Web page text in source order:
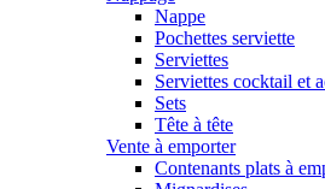
Nappe
Pochettes serviette
Serviettes
Serviettes cocktail et
Sets
Tête à tête
Vente à emporter
Contenants plats à